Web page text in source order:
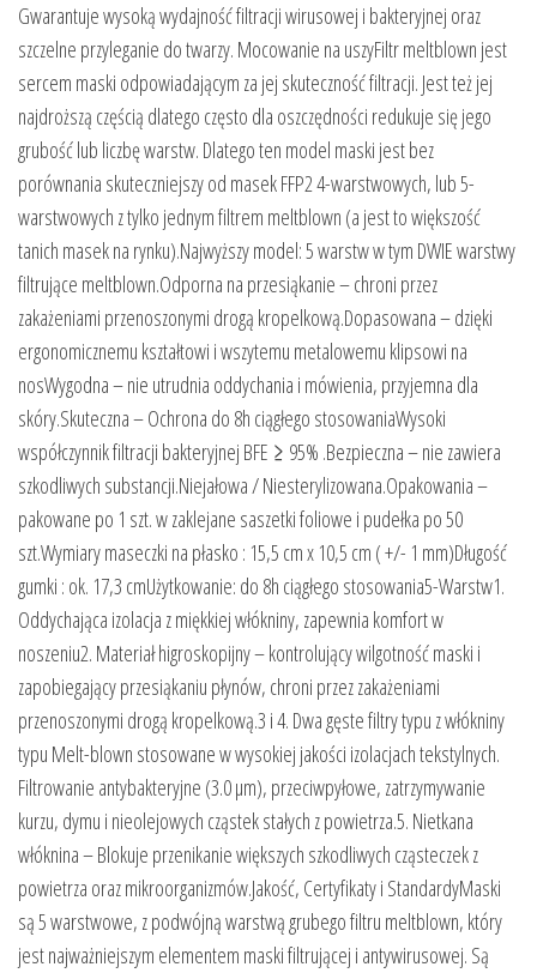
Gwarantuje wysoką wydajność filtracji wirusowej i bakteryjnej oraz
szczelne przyleganie do twarzy. Mocowanie na uszyFiltr meltblown jest
sercem maski odpowiadającym za jej skuteczność filtracji. Jest też jej
najdroższą częścią dlatego często dla oszczędności redukuje się jego
grubość lub liczbę warstw. Dlatego ten model maski jest bez
porównania skuteczniejszy od masek FFP2 4-warstwowych, lub 5-
warstwowych z tylko jednym filtrem meltblown (a jest to większość
tanich masek na rynku).Najwyższy model: 5 warstw w tym DWIE warstwy
filtrujące meltblown.Odporna na przesiąkanie – chroni przez
zakażeniami przenoszonymi drogą kropelkową.Dopasowana – dzięki
ergonomicznemu kształtowi i wszytemu metalowemu klipsowi na
nosWygodna – nie utrudnia oddychania i mówienia, przyjemna dla
skóry.Skuteczna – Ochrona do 8h ciągłego stosowaniaWysoki
współczynnik filtracji bakteryjnej BFE ≥ 95% .Bezpieczna – nie zawiera
szkodliwych substancji.Niejałowa / Niesterylizowana.Opakowania –
pakowane po 1 szt. w zaklejane saszetki foliowe i pudełka po 50
szt.Wymiary maseczki na płasko : 15,5 cm x 10,5 cm ( +/- 1 mm)Długość
gumki : ok. 17,3 cmUżytkowanie: do 8h ciągłego stosowania5-Warstw1.
Oddychająca izolacja z miękkiej włókniny, zapewnia komfort w
noszeniu2. Materiał higroskopijny – kontrolujący wilgotność maski i
zapobiegający przesiąkaniu płynów, chroni przez zakażeniami
przenoszonymi drogą kropelkową.3 i 4. Dwa gęste filtry typu z włókniny
typu Melt-blown stosowane w wysokiej jakości izolacjach tekstylnych.
Filtrowanie antybakteryjne (3.0 µm), przeciwpyłowe, zatrzymywanie
kurzu, dymu i nieolejowych cząstek stałych z powietrza.5. Nietkana
włóknina – Blokuje przenikanie większych szkodliwych cząsteczek z
powietrza oraz mikroorganizmów.Jakość, Certyfikaty i StandardyMaski
są 5 warstwowe, z podwójną warstwą grubego filtru meltblown, który
jest najważniejszym elementem maski filtrującej i antywirusowej. Są